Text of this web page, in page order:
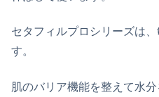
セタフィルプロシリーズは
す。
肌のバリア機能を整えて水